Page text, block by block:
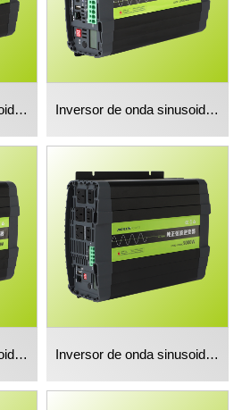
Inversor de onda sinusoidal pura de 1000w Inversor de onda sinusoidal pura 2000w
Inversor de onda sinusoidal pura 3000w Inversor de onda sinusoidal pura de 5000w